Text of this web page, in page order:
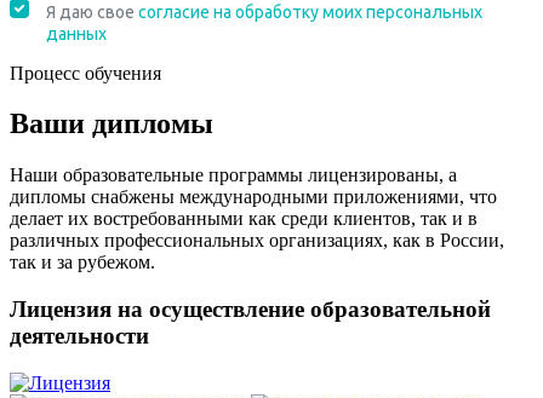
Процесс обучения
Ваши дипломы
Наши образовательные программы лицензированы, а
дипломы снабжены международными приложениями, что
делает их востребованными как среди клиентов, так и в
различных профессиональных организациях, как в России,
так и за рубежом.
Лицензия на осуществление образовательной
деятельности